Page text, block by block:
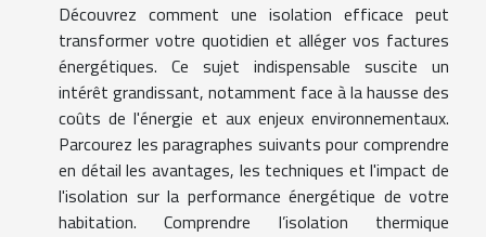
Découvrez comment une isolation efficace peut
transformer votre quotidien et alléger vos factures
énergétiques. Ce sujet indispensable suscite un
intérêt grandissant, notamment face à la hausse des
coûts de l'énergie et aux enjeux environnementaux.
Parcourez les paragraphes suivants pour comprendre
en détail les avantages, les techniques et l'impact de
l'isolation sur la performance énergétique de votre
habitation. Comprendre l’isolation thermique